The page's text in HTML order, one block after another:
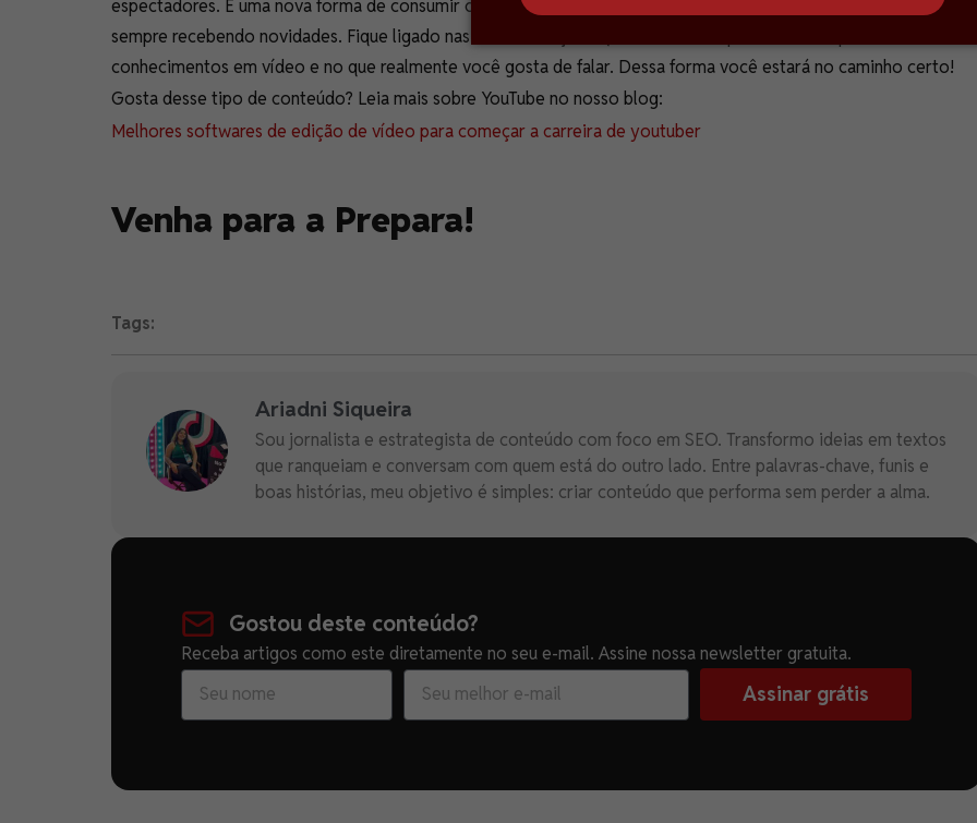
espectadores. É uma nova forma de consumir conteúdo e se informar e, por isso, está em constante adaptação
sempre recebendo novidades. Fique ligado nas transformações que rolam nessa plataforma e aprimore seus
conhecimentos em vídeo e no que realmente você gosta de falar. Dessa forma você estará no caminho certo!
Gosta desse tipo de conteúdo? Leia mais sobre YouTube no nosso blog:
Melhores softwares de edição de vídeo para começar a carreira de youtuber
Venha para a Prepara!
Tags:
Ariadni Siqueira
Sou jornalista e estrategista de conteúdo com foco em SEO. Transformo ideias em textos
que ranqueiam e conversam com quem está do outro lado. Entre palavras-chave, funis e
boas histórias, meu objetivo é simples: criar conteúdo que performa sem perder a alma.
Gostou deste conteúdo?
Receba artigos como este diretamente no seu e-mail. Assine nossa newsletter gratuita.
Assinar grátis